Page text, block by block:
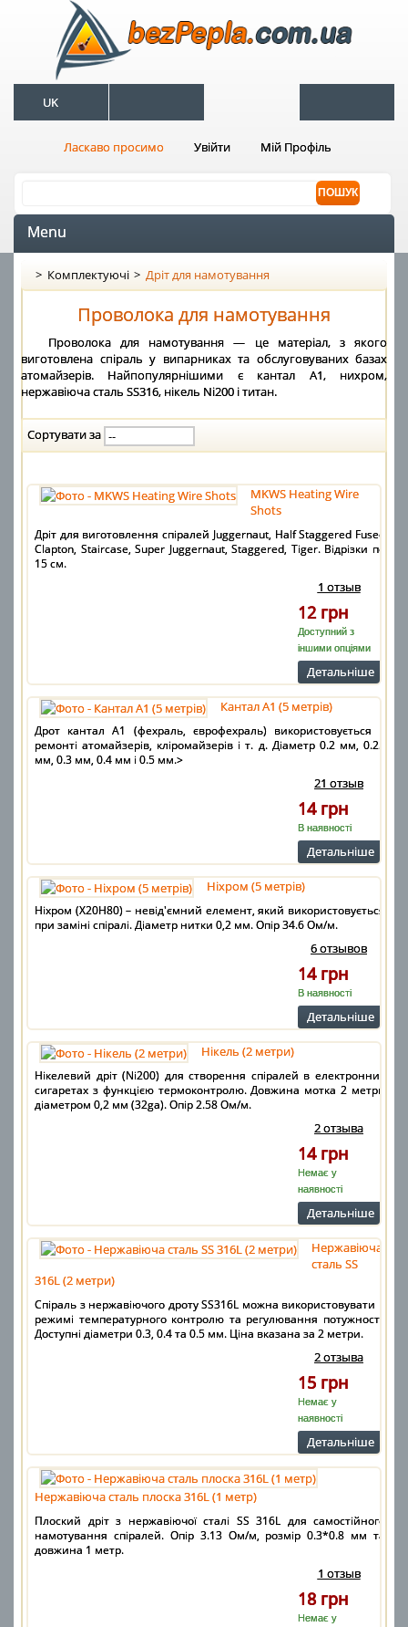
UK
Ласкаво просимо Увійти Мій Профіль
Menu
> Комплектуючі > Дріт для намотування
Проволока для намотування
Проволока для намотування — це матеріал, з якого
виготовлена спіраль у випарниках та обслуговуваних базах
атомайзерів. Найпопулярнішими є кантал А1, нихром,
нержавіюча сталь SS316, нікель Ni200 і титан.
Сортувати за
MKWS Heating Wire
Shots
Дріт для виготовлення спіралей Juggernaut, Half Staggered Fused
Clapton, Staircase, Super Juggernaut, Staggered, Tiger. Відрізки по
15 см.
1 отзыв
12 грн
Доступний з
іншими опціями
Детальнiше
Кантал А1 (5 метрів)
Дрот кантал А1 (фехраль, єврофехраль) використовується в
ремонті атомайзерів, кліромайзерів і т. д. Діаметр 0.2 мм, 0.25
мм, 0.3 мм, 0.4 мм і 0.5 мм.>
21 отзыв
14 грн
В наявності
Детальнiше
Ніхром (5 метрів)
Ніхром (Х20Н80) – невід'ємний елемент, який використовується
при заміні спіралі. Діаметр нитки 0,2 мм. Опір 34.6 Ом/м.
6 отзывов
14 грн
В наявності
Детальнiше
Нікель (2 метри)
Нікелевий дріт (Ni200) для створення спіралей в електронних
сигаретах з функцією термоконтролю. Довжина мотка 2 метри
діаметром 0,2 мм (32ga). Опір 2.58 Ом/м.
2 отзыва
14 грн
Немає у
наявності
Детальнiше
Нержавіюча
сталь SS
316L (2 метри)
Спіраль з нержавіючого дроту SS316L можна використовувати в
режимі температурного контролю та регулювання потужності.
Доступні діаметри 0.3, 0.4 та 0.5 мм. Ціна вказана за 2 метри.
2 отзыва
15 грн
Немає у
наявності
Детальнiше
Нержавіюча сталь плоска 316L (1 метр)
Плоский дріт з нержавіючої сталі SS 316L для самостійного
намотування спіралей. Опір 3.13 Ом/м, розмір 0.3*0.8 мм та
довжина 1 метр.
1 отзыв
18 грн
Немає у